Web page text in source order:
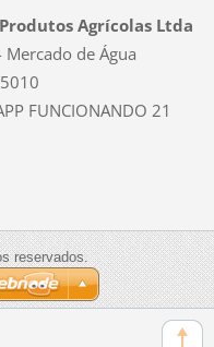
Agrícolas Ltda
de Água
FUNCIONANDO 21
reservados.